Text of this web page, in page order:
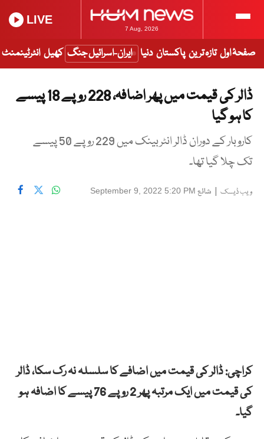
7 Aug, 2026
LIVE
صفحۂ اول تازہ ترین پاکستان دنیا ایران-اسرائیل جنگ کھیل انٹرٹینمنٹ
ڈالر کی قیمت میں پھر اضافہ، 228 روپے 18 پیسے
کا ہو گیا
کاروبار کے دوران ڈالر انٹربینک میں 229 روپے 50 پیسے
تک چلا گیا تھا۔
ویب ڈیسک | شائع September 9, 2022 5:20 PM
کراچی: ڈالر کی قیمت میں اضافے کا سلسلہ نہ رک سکا، ڈالر
کی قیمت میں ایک مرتبہ پھر 2 روپے 76 پیسے کا اضافہ ہو
گیا۔